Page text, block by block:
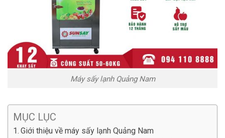
Máy sấy lạnh Quảng Nam
MỤC LỤC
Giới thiệu về máy sấy lạnh Quảng Nam